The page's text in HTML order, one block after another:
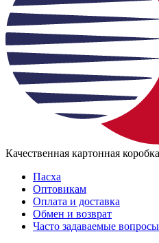
Качественная картонная
Пасха
Оптовикам
Оплата и доставка
Обмен и возврат
Часто задаваемые вопросы